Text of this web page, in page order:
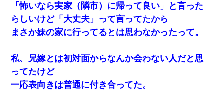
彼女との行為を録画した結果→衝撃の事実が判明したｗｗ
ｗｗｗｗ
ら別れよう」私（は？）
書店「息子さんが万引きしました」私「はっ？(息子目の前
にいるし…)うちの子ではないので迎えに行きません」→息
「怖いなら実家（隣市）に帰って良い」と言った
らしいけど「大丈夫」って言ってたから
まさか妹の家に行ってるとは思わなかったって。
私、兄嫁とは初対面からなんか会わない人だと思
ってたけど
一応表向きは普通に付き合ってた。